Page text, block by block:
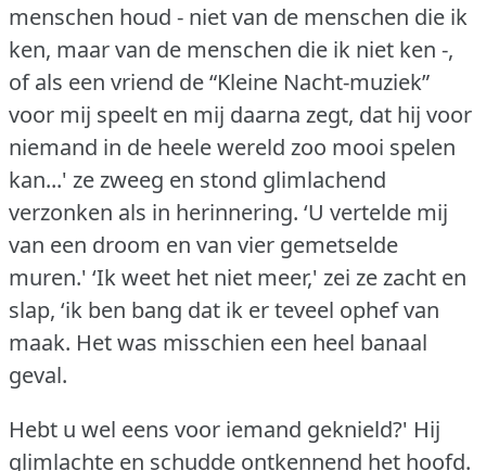
menschen houd - niet van de menschen die ik
ken, maar van de menschen die ik niet ken -,
of als een vriend de “Kleine Nacht-muziek”
voor mij speelt en mij daarna zegt, dat hij voor
niemand in de heele wereld zoo mooi spelen
kan...' ze zweeg en stond glimlachend
verzonken als in herinnering. ‘U vertelde mij
van een droom en van vier gemetselde
muren.' ‘Ik weet het niet meer,' zei ze zacht en
slap, ‘ik ben bang dat ik er teveel ophef van
maak. Het was misschien een heel banaal
geval.
Hebt u wel eens voor iemand geknield?' Hij
glimlachte en schudde ontkennend het hoofd.